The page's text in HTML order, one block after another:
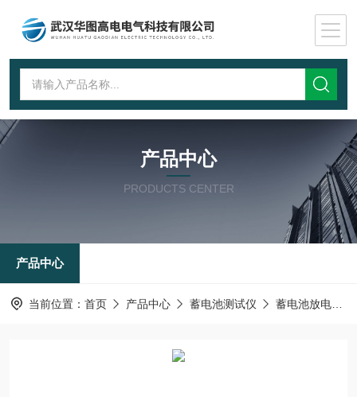
产品中心
PRODUCTS CENTER
产品中心
当前位置： 首页 产品中心 蓄电池测试仪 蓄电池放电仪